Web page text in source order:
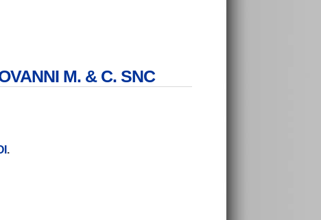
M. & C. SNC
.